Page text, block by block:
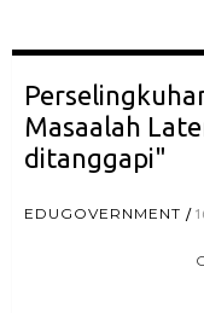
Masaalah
ditanggapi"
EDUGOVERNMENT